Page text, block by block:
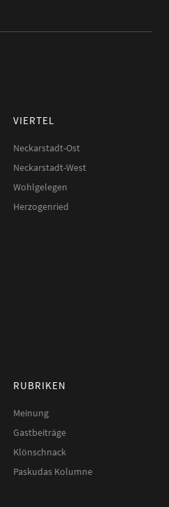
VIERTEL
Neckarstadt-Ost
Neckarstadt-West
Wohlgelegen
Herzogenried
RUBRIKEN
Meinung
Gastbeiträge
Klönschnack
Paskudas Kolumne